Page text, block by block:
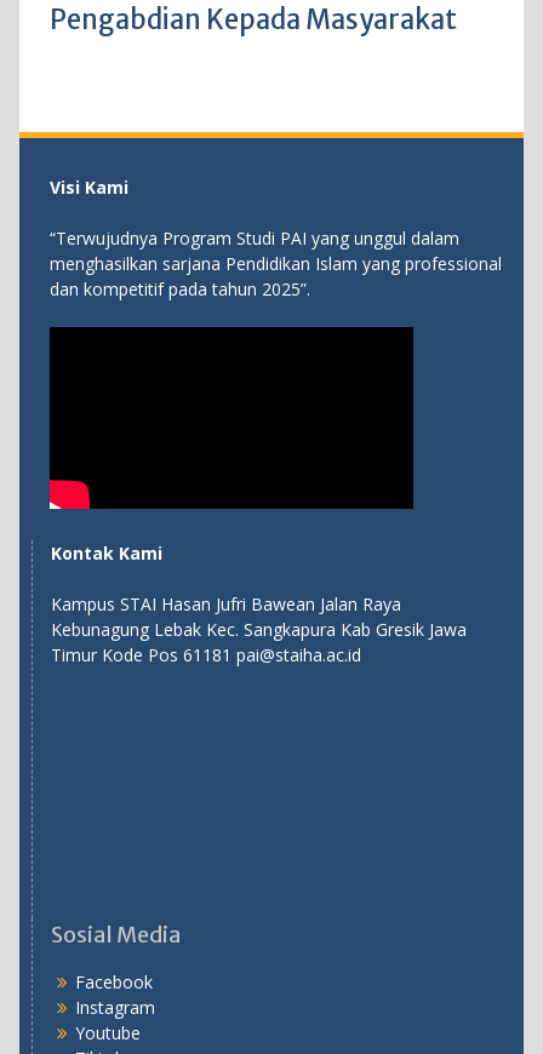
Pengabdian Kepada Masyarakat
Visi Kami
“Terwujudnya Program Studi PAI yang unggul dalam
menghasilkan sarjana Pendidikan Islam yang professional
dan kompetitif pada tahun 2025”.
Kontak Kami
Kampus STAI Hasan Jufri Bawean Jalan Raya
Kebunagung Lebak Kec. Sangkapura Kab Gresik Jawa
Timur Kode Pos 61181 pai@staiha.ac.id
Sosial Media
Facebook
Instagram
Youtube